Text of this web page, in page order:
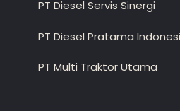
PT Diesel Servis Sinergi
PT Diesel Pratama
PT Multi Traktor Utama